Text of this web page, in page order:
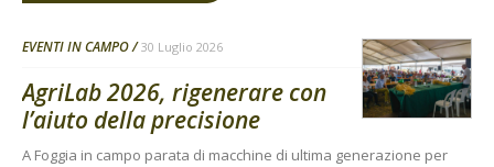
EVENTI IN CAMPO 30 Luglio 2026
AgriLab 2026, rigenerare con
l’aiuto della precisione
A Foggia in campo parata di macchine di ultima generazione per